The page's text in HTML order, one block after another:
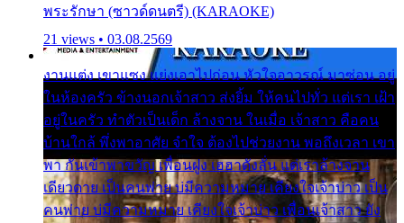
พระรักษา (ซาวด์ดนตรี) (KARAOKE)
21 views • 03.08.2569
งานแต่ง เขาแซง แย่งเอาไปก่อน หัวใจอาวรณ์ มาซ่อน อยู่
ในห้องครัว ข้างนอกเจ้าสาว ส่งยิ้ม ให้คนไปทั่ว แต่เรา เฝ้า
อยู่ในครัว ทำตัวเป็นเด็ก ล้างจาน ในเมื่อ เจ้าสาว คือคน
บ้านใกล้ พึ่งพาอาศัย จำใจ ต้องไปช่วยงาน พอถึงเวลา เขา
พา กันเข้าพาขวัญ เพื่อนฝูง เฮฮาดังลั่น แต่เราล้างจาน
เดียวดาย เป็นคนพ่าย บ่มีความหมาย เคียงใจเจ้าบ่าว เป็น
คนพ่าย บ่มีความหมาย เคียงใจเจ้าบ่าว เพื่อนเจ้าสาว ยัง